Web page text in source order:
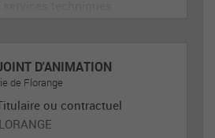
D'ANIMATION
de Florange
ou contractuel